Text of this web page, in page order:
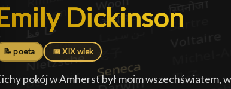
Dickinson
Dickinson
📝 poeta 📅 XIX wiek
pokój w Amherst był moim wszechświatem,